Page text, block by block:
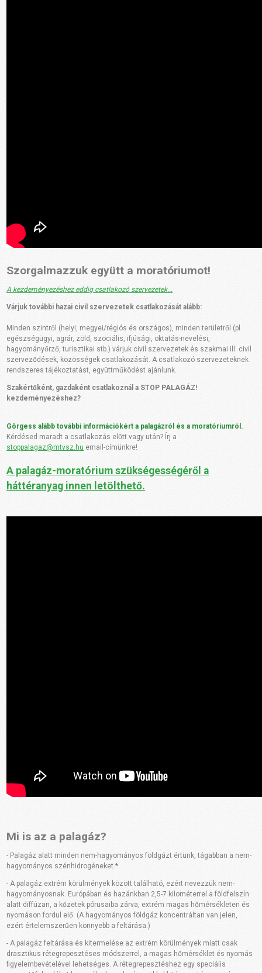
Szorgalmazzuk együtt a moratóriumot!
A kezdeményezéshez eddig csatlakozó szervezetek...
Várjuk további hazai civil szervezetek csatlakozását alább:
Minden szintről (helyi, megyei/régiós és országos), minden területről (pl.
egészségügyi, agrár, zöld, szociális, ifjúsági, oktatás-nevelési,
hagyományőrző, turisztikai stb.) várjuk civil szervezetek és szakmai ill. civil
szerveződések, közösségek csatlakozását. A csatlakozó szervezeteknek
rendszeres tájékoztatást, együttműködést ajánlunk.
Szakértőként, gazdaként csatlakoznál a STOP PALAGÁZ!
kezdeményezéshez?
Görgess alább további információkért a palagázról és a moratóriumról.
Kérdésed maradt a csatlakozás előtt vagy után? Írj a
stoppalagaz@mtvsz.hu email-címünkre!
A palagáz-moratórium szükségességéről a
háttéranyag innen letölthető.
Mi is az a palagáz?
- Palagáz alatt minden nem-hagyományos földgázt értünk, tágabban a nem-
hagyományos szénhidrogéneket.*
- A palagáz extrém körülmények között található, ezért nevezzük nem-
hagyományosnak. Európában és hazánkban 2,5-7 kilométerrel a földfelszín
alatt diffúzan, a kőzetek pórusaiba zárva, extrém magas hőmérsékleten és
nyomáson fordul elő. (A hagyományos földgáz koncentráltan van jelen,
ezért értelemszerűen könnyebb a feltárása.)
- A palagáz feltárása és kitermelése az extrém körülmények miatt csak
drasztikus rétegrepesztéses módszerrel, a magas hőmérséklet és nyomás
figyelembevételével lehetséges. A rétegrepesztéshez egy speciális